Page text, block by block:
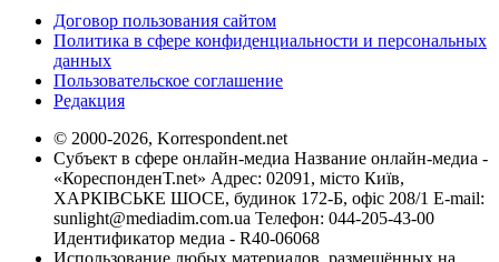
Договор пользования сайтом
Политика в сфере конфиденциальности и персональных
данных
Пользовательское соглашение
Редакция
© 2000-2026, Korrespondent.net
Субъект в сфере онлайн-медиа Название онлайн-медиа -
«КореспонденТ.net» Адрес: 02091, місто Київ,
ХАРКІВСЬКЕ ШОСЕ, будинок 172-Б, офіс 208/1 E-mail:
sunlight@mediadim.com.ua Телефон: 044-205-43-00
Идентификатор медиа - R40-06068
Использование любых материалов, размещённых на